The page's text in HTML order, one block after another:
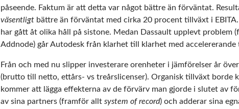
påseende. Faktum är att detta var något bättre än förväntat.
väsentligt bättre än förväntat med cirka 20 procent tillväxt i
har gått åt olika håll på sistone. Medan Dassault upplevt problem
Addnode) går Autodesk från klarhet till klarhet med
Från och med nu slipper investerare orenheter i jämförelser år
(brutto till netto, ettårs- vs treårslicenser). Organisk tillväxt borde
kommer att lägga effekterna av de förvärv man gjorde i slutet av
av sina partners (framför allt system of record) och adderar sina